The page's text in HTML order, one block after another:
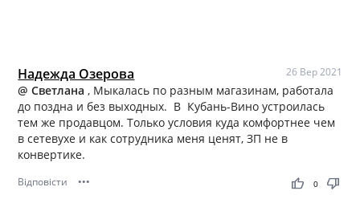
Надежда Озерова 26 Вер 2021
@ Светлана, Мыкалась по разным магазинам, работала
до поздна и без выходных. В Кубань-Вино устроилась
тем же продавцом. Только условия куда комфортнее чем
в сетевухе и как сотрудника меня ценят, ЗП не в
конвертике.
Відповісти ••• thumb_up thumb_down
0